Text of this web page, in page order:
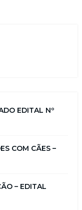
EDITAL Nº
COM CÃES –
– EDITAL